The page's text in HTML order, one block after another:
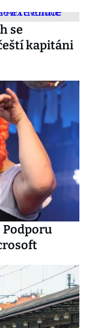
se
kapitáni
Podporu